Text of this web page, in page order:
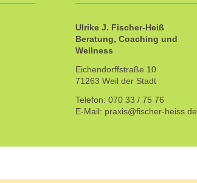
Ulrike J. Fischer-Heiß
Beratung, Coaching und
Wellness
Eichendorffstraße 10
71263 Weil der Stadt
Telefon: 070 33 / 75 76
E-Mail: praxis@fischer-heiss.de